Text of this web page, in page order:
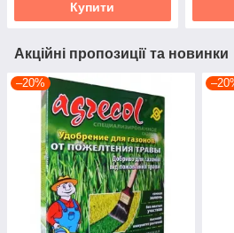
Купити
Акційні пропозиції та новинки
–20%